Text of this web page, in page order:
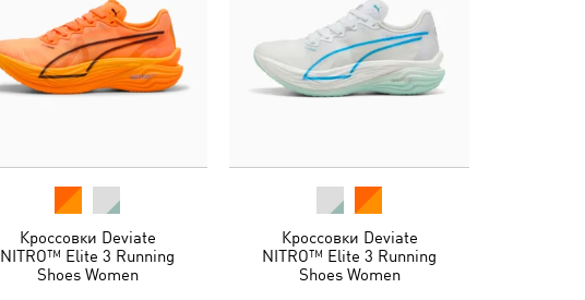
Кроссовки Deviate
NITRO™ Elite 3 Running
Shoes Women
Кроссовки Deviate
NITRO™ Elite 3 Running
Shoes Women